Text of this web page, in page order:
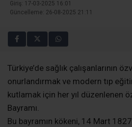
Giriş: 17-03-2025 16:01
Güncelleme: 26-08-2025 21:11
Türkiye’de sağlık çalışanlarının
onurlandırmak ve modern tıp
kutlamak için her yıl düzenlenen
Bayramı.
Bu bayramın kökeni, 14 Mart